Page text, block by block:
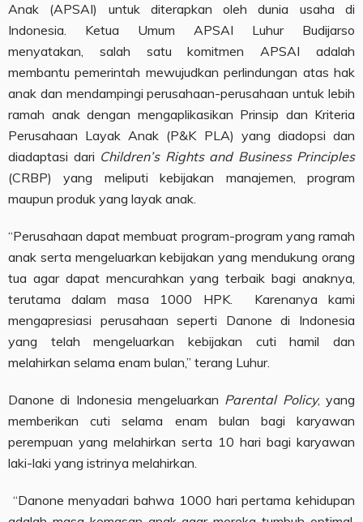
Anak (APSAI) untuk diterapkan oleh dunia usaha di
Indonesia. Ketua Umum APSAI Luhur Budijarso
menyatakan, salah satu komitmen APSAI adalah
membantu pemerintah mewujudkan perlindungan atas hak
anak dan mendampingi perusahaan-perusahaan untuk lebih
ramah anak dengan mengaplikasikan Prinsip dan Kriteria
Perusahaan Layak Anak (P&K PLA) yang diadopsi dan
diadaptasi dari Children’s Rights and Business Principles
(CRBP) yang meliputi kebijakan manajemen, program
maupun produk yang layak anak.
“Perusahaan dapat membuat program-program yang ramah
anak serta mengeluarkan kebijakan yang mendukung orang
tua agar dapat mencurahkan yang terbaik bagi anaknya,
terutama dalam masa 1000 HPK. Karenanya kami
mengapresiasi perusahaan seperti Danone di Indonesia
yang telah mengeluarkan kebijakan cuti hamil dan
melahirkan selama enam bulan,” terang Luhur.
Danone di Indonesia mengeluarkan Parental Policy, yang
memberikan cuti selama enam bulan bagi karyawan
perempuan yang melahirkan serta 10 hari bagi karyawan
laki-laki yang istrinya melahirkan.
“Danone menyadari bahwa 1000 hari pertama kehidupan